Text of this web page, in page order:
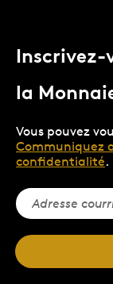
Inscrivez-
la
Vous pouvez
Communiquez
confidentialité.